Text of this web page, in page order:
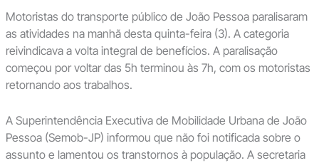
Motoristas do transporte público de João Pessoa paralisaram
as atividades na manhã desta quinta-feira (3). A categoria
reivindicava a volta integral de benefícios. A paralisação
começou por voltar das 5h terminou às 7h, com os motoristas
retornando aos trabalhos.
A Superintendência Executiva de Mobilidade Urbana de João
Pessoa (Semob-JP) informou que não foi notificada sobre o
assunto e lamentou os transtornos à população. A secretaria